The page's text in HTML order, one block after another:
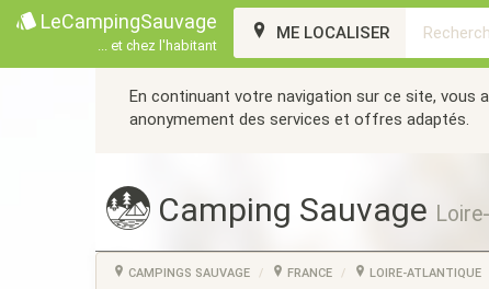
LeCampingSauvage
... et chez l'habitant
ME LOCALISER
En continuant votre navigation sur ce site,
anonymement des services et offres adaptés.
Camping Sauvage
CAMPINGS SAUVAGE FRANCE LOIRE-ATLANTIQUE